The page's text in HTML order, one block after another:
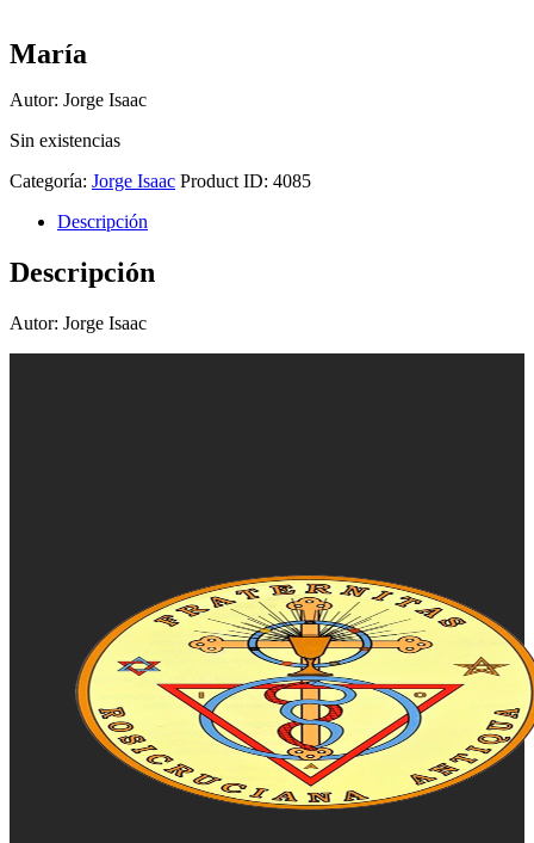
María
Autor: Jorge Isaac
Sin existencias
Categoría: Jorge Isaac Product ID: 4085
Descripción
Descripción
Autor: Jorge Isaac